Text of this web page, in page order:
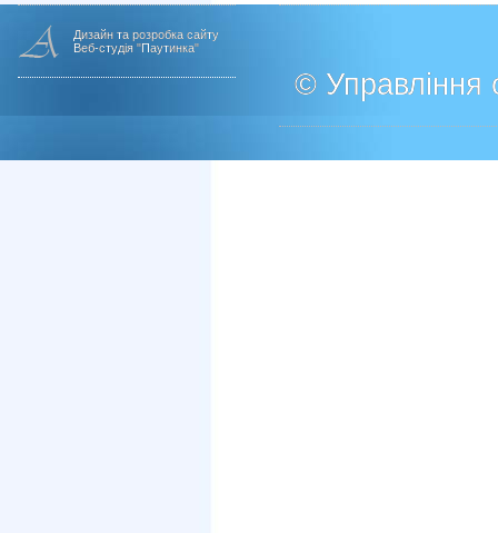
Дизайн та розробка сайту
Веб-студія "Паутинка"
© Управління